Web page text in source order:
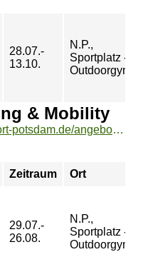
28.07.-
13.10.
N.P.,
Sportplatz -
Outdoorgym
& Mobility
https://buchung.hochschulsport-potsdam.de/angebote/aktueller_zeitraum/_Bodyweight_Training__und__Mobility.html
Zeitraum Ort
29.07.-
26.08.
N.P.,
Sportplatz -
Outdoorgym